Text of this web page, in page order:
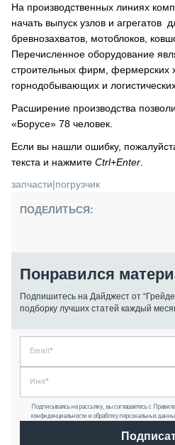
На производственных линиях
начать выпуск узлов и агрегатов
бревнозахватов, мотоблоков,
Перечисленное оборудование
строительных фирм, фермерских
горнодобывающих и
Расширение производства
«Борусе» 78 человек.
Если вы нашли ошибку,
текста и нажмите Ctrl+Enter
запчасти|погрузчик
ПОДЕЛИТЬСЯ:
Понравился
Подпишитесь на Дайджест от
подборку лучших статей каждый
Подписываясь на рассылку, вы соглашаетесь с
конфиденциальности и обработку персональных